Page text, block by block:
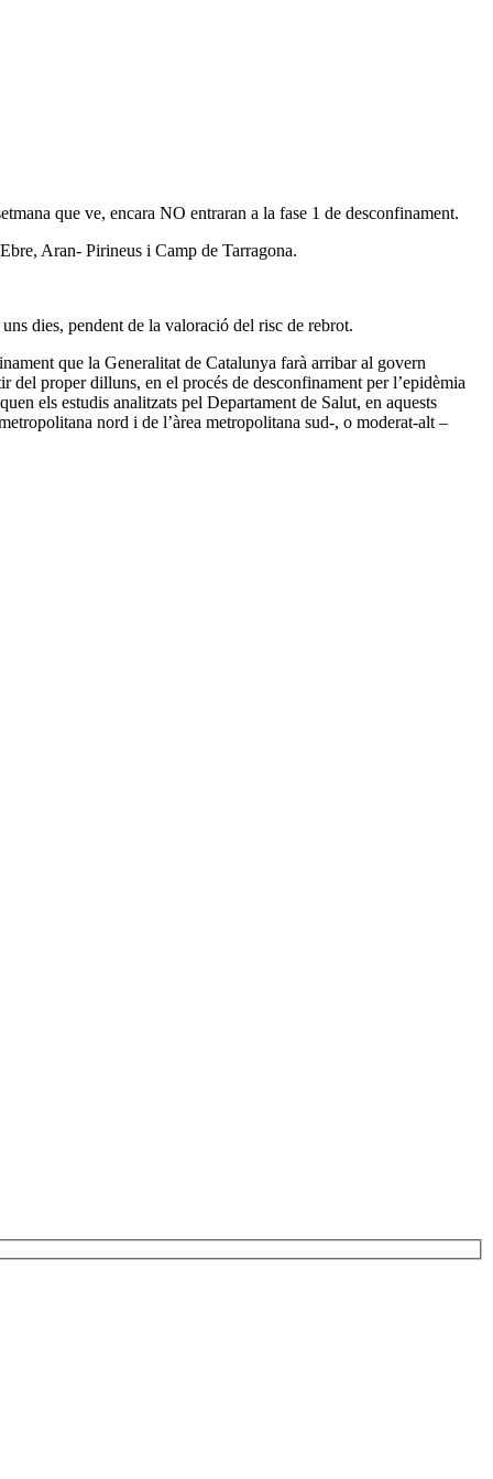
que ve, encara NO entraran a la fase 1 de desconfinament.
Aran- Pirineus i Camp de Tarragona.
dies, pendent de la valoració del risc de rebrot.
que la Generalitat de Catalunya farà arribar al govern
del proper dilluns, en el procés de desconfinament per l’epidèmia
els estudis analitzats pel Departament de Salut, en aquests
nord i de l’àrea metropolitana sud-, o moderat-alt –